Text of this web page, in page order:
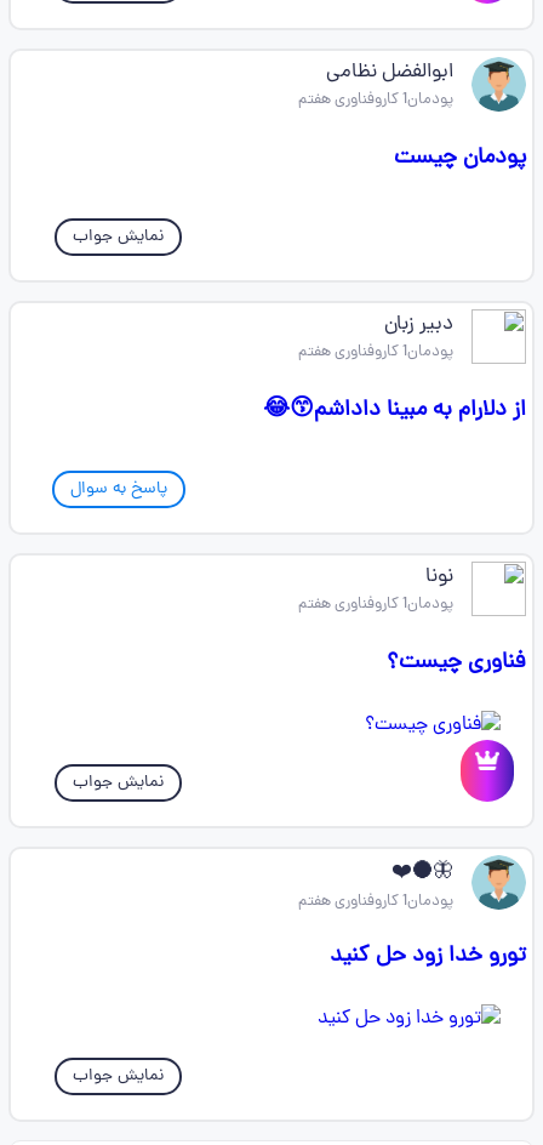
ابوالفضل نظامی
پودمان1 کاروفناوری هفتم
پودمان چیست
نمایش جواب
دبیر زبان
پودمان1 کاروفناوری هفتم
از دلارام به مبینا داداشم😙😂
پاسخ به سوال
نونا
پودمان1 کاروفناوری هفتم
فناوری چیست؟
نمایش جواب
🦋🌑❤️
پودمان1 کاروفناوری هفتم
تورو خدا زود حل کنید
نمایش جواب